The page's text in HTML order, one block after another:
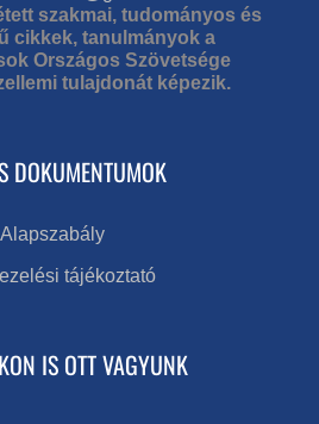
szakmai, tudományos és
cikkek, tanulmányok a
Országos Szövetsége
tulajdonát képezik.
DOKUMENTUMOK
Alapszabály
tájékoztató
IS OTT VAGYUNK